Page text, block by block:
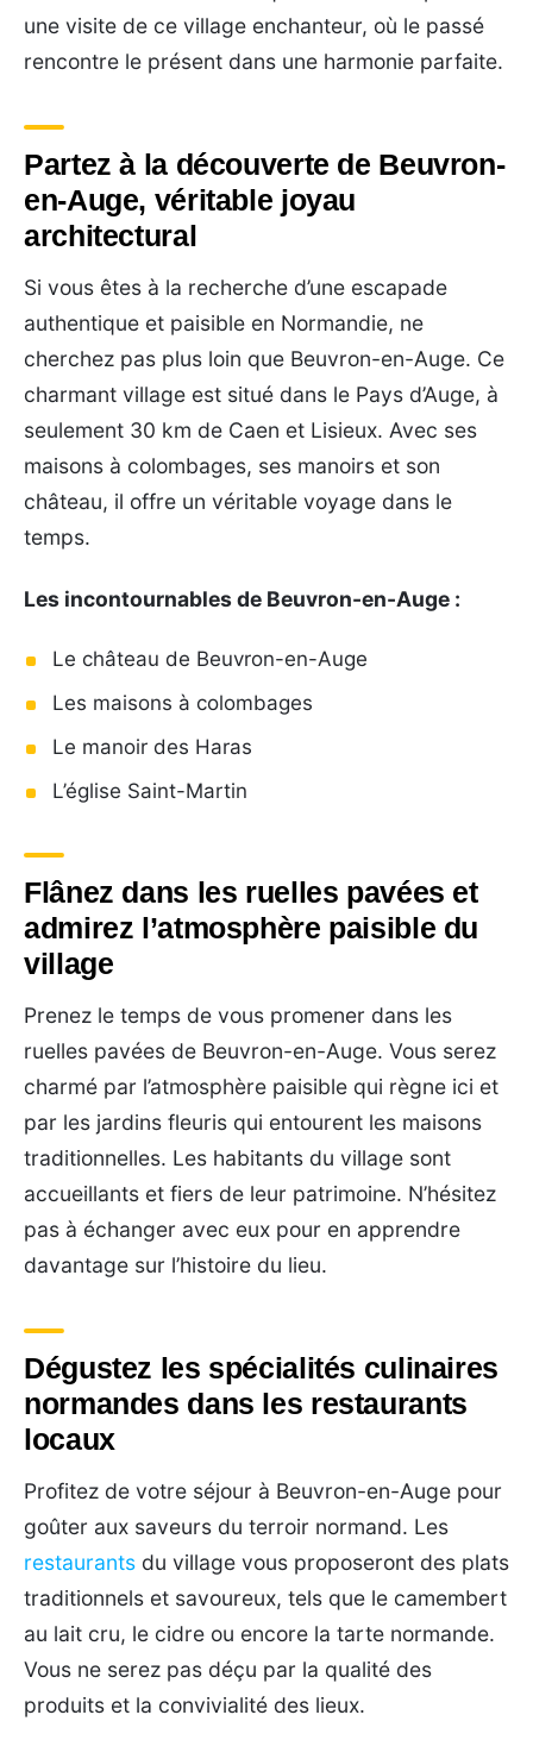
une visite de ce village enchanteur, où le passé
rencontre le présent dans une harmonie parfaite.
Partez à la découverte de Beuvron-
en-Auge, véritable joyau
architectural
Si vous êtes à la recherche d’une escapade
authentique et paisible en Normandie, ne
cherchez pas plus loin que Beuvron-en-Auge. Ce
charmant village est situé dans le Pays d’Auge, à
seulement 30 km de Caen et Lisieux. Avec ses
maisons à colombages, ses manoirs et son
château, il offre un véritable voyage dans le
temps.
Les incontournables de Beuvron-en-Auge :
Le château de Beuvron-en-Auge
Les maisons à colombages
Le manoir des Haras
L’église Saint-Martin
Flânez dans les ruelles pavées et
admirez l’atmosphère paisible du
village
Prenez le temps de vous promener dans les
ruelles pavées de Beuvron-en-Auge. Vous serez
charmé par l’atmosphère paisible qui règne ici et
par les jardins fleuris qui entourent les maisons
traditionnelles. Les habitants du village sont
accueillants et fiers de leur patrimoine. N’hésitez
pas à échanger avec eux pour en apprendre
davantage sur l’histoire du lieu.
Dégustez les spécialités culinaires
normandes dans les restaurants
locaux
Profitez de votre séjour à Beuvron-en-Auge pour
goûter aux saveurs du terroir normand. Les
restaurants du village vous proposeront des plats
traditionnels et savoureux, tels que le camembert
au lait cru, le cidre ou encore la tarte normande.
Vous ne serez pas déçu par la qualité des
produits et la convivialité des lieux.